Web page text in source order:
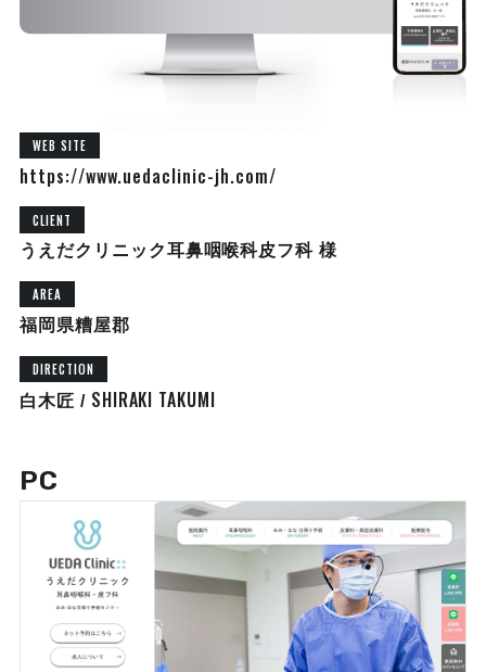
WEB SITE
https://www.uedaclinic-jh.com/
CLIENT
うえだクリニック耳鼻咽喉科皮フ科 様
AREA
福岡県糟屋郡
DIRECTION
白木匠 / SHIRAKI TAKUMI
PC